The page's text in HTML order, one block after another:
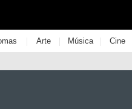
| Arte | Música | Cine